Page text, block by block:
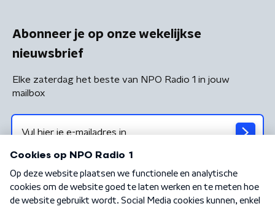
Abonneer je op onze wekelijkse
nieuwsbrief
Elke zaterdag het beste van NPO Radio 1 in jouw
mailbox